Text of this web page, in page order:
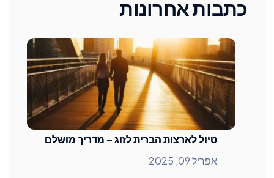
כתבות אחרונות
טיול לארצות הברית לזוג – מדריך מושלם
אפריל 09, 2025